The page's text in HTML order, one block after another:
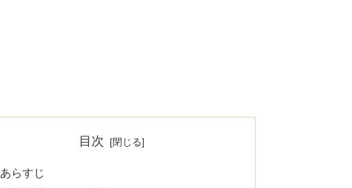
目次
あらすじ